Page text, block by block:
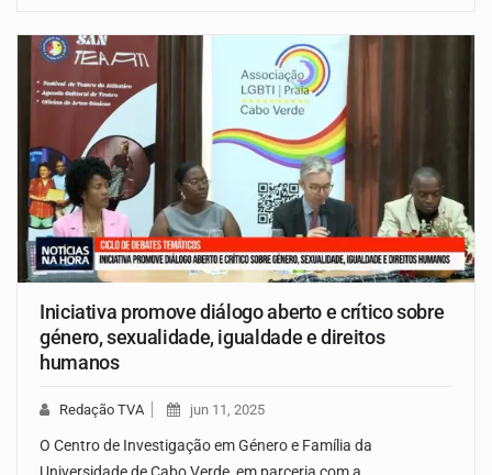
Iniciativa promove diálogo aberto e crítico sobre
género, sexualidade, igualdade e direitos
humanos
Redação TVA jun 11, 2025
O Centro de Investigação em Género e Família da